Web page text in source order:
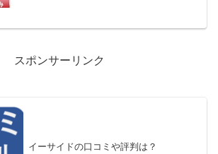
スポンサーリンク
イーサイドの口コミや評判は？